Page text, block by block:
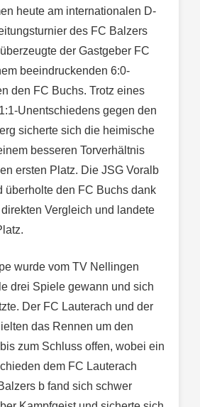
heute am internationalen D-
des FC Balzers
der Gastgeber FC
beeindruckenden 6:0-
den FC Buchs. Trotz eines
Unentschiedens gegen den
sicherte sich die heimische
besseren Torverhältnis
ersten Platz. Die JSG Voralb
überholte den FC Buchs dank
Vergleich und landete
wurde vom TV Nellingen
drei Spiele gewann und sich
Der FC Lauterach und der
das Rennen um den
zum Schluss offen, wobei ein
dem FC Lauterach
b fand sich schwer